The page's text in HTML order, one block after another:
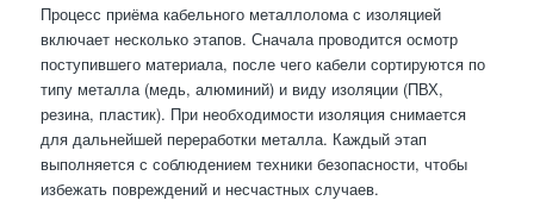
Процесс приёма кабельного металлолома с изоляцией
включает несколько этапов. Сначала проводится осмотр
поступившего материала, после чего кабели сортируются по
типу металла (медь, алюминий) и виду изоляции (ПВХ,
резина, пластик). При необходимости изоляция снимается
для дальнейшей переработки металла. Каждый этап
выполняется с соблюдением техники безопасности, чтобы
избежать повреждений и несчастных случаев.